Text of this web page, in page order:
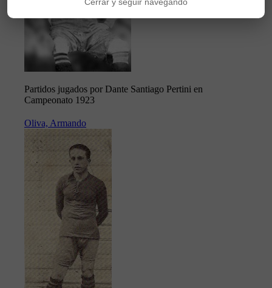
Partidos jugados por Dante Santiago Pertini en
Campeonato 1923
Oliva, Armando